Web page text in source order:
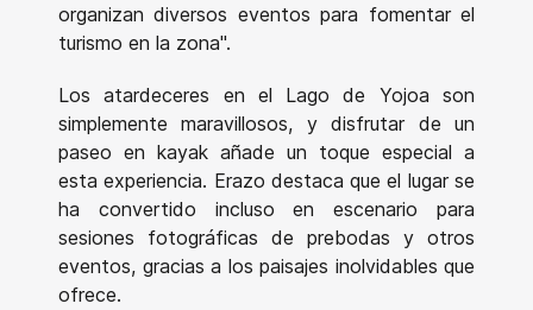
organizan diversos eventos para fomentar el
turismo en la zona".
Los atardeceres en el Lago de Yojoa son
simplemente maravillosos, y disfrutar de un
paseo en kayak añade un toque especial a
esta experiencia. Erazo destaca que el lugar se
ha convertido incluso en escenario para
sesiones fotográficas de prebodas y otros
eventos, gracias a los paisajes inolvidables que
ofrece.